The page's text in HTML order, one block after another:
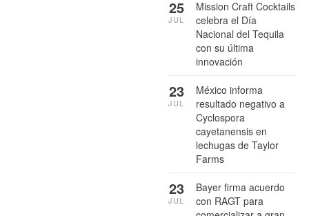
Mission Craft Cocktails
celebra el Día
Nacional del Tequila
con su última
innovación
25
JUL
México informa
resultado negativo a
Cyclospora
cayetanensis en
lechugas de Taylor
Farms
23
JUL
Bayer firma acuerdo
con RAGT para
23
JUL